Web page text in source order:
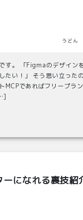
うど
す。 「Figmaのデザイン
たい！」 そう思い立った
MCPであればフリープラ
になれる裏技紹